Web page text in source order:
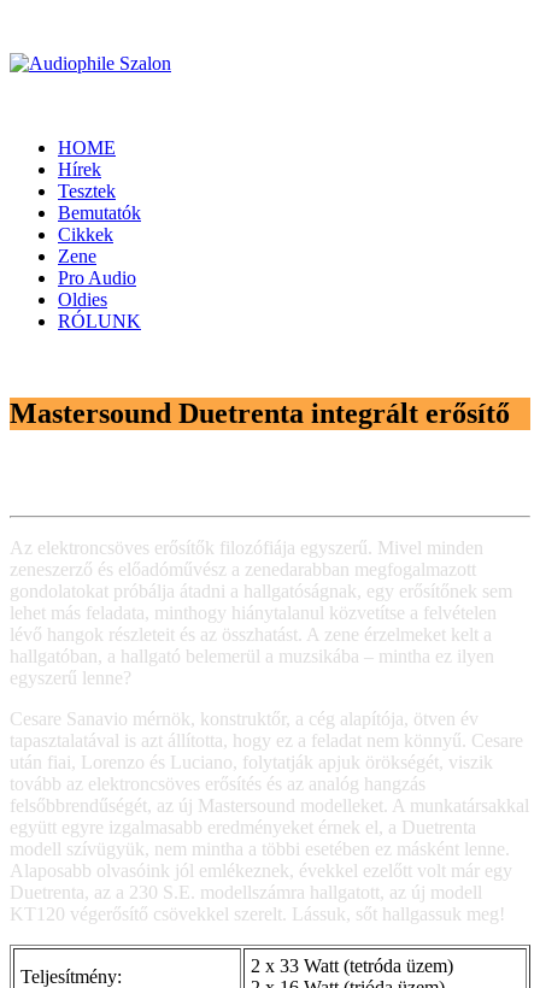
HOME
Hírek
Tesztek
Bemutatók
Cikkek
Zene
Pro Audio
Oldies
RÓLUNK
Mastersound Duetrenta integrált erősítő
Az elektroncsöves erősítők filozófiája egyszerű. Mivel minden
zeneszerző és előadóművész a zenedarabban megfogalmazott
gondolatokat próbálja átadni a hallgatóságnak, egy erősítőnek sem
lehet más feladata, minthogy hiánytalanul közvetítse a felvételen
lévő hangok részleteit és az összhatást. A zene érzelmeket kelt a
hallgatóban, a hallgató belemerül a muzsikába – mintha ez ilyen
egyszerű lenne?
Cesare Sanavio mérnök, konstruktőr, a cég alapítója, ötven év
tapasztalatával is azt állította, hogy ez a feladat nem könnyű. Cesare
után fiai, Lorenzo és Luciano, folytatják apjuk örökségét, viszik
tovább az elektroncsöves erősítés és az analóg hangzás
felsőbbrendűségét, az új Mastersound modelleket. A munkatársakkal
együtt egyre izgalmasabb eredményeket érnek el, a Duetrenta
modell szívügyük, nem mintha a többi esetében ez másként lenne.
Alaposabb olvasóink jól emlékeznek, évekkel ezelőtt volt már egy
Duetrenta, az a 230 S.E. modellszámra hallgatott, az új modell
KT120 végerősítő csövekkel szerelt. Lássuk, sőt hallgassuk meg!
Teljesítmény:
2 x 33 Watt (tetróda üzem)